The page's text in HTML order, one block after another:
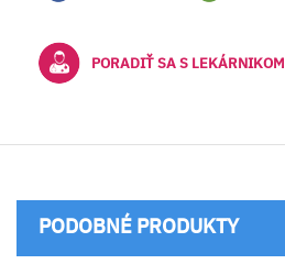
PORADIŤ SA S LEKÁRNIKOM
PODOBNÉ PRODUKTY